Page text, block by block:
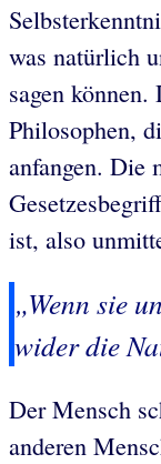
was natürlich
sagen
Philosophen,
anfangen. Die
ist, also
„Wenn sie
wider die
Der Mensch
anderen